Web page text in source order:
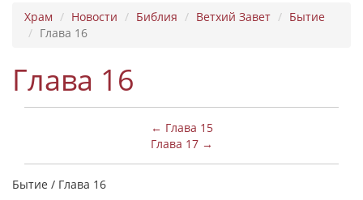
Храм Новости Библия Ветхий Завет
Бытие
Глава 16
Глава 16
← Глава 15
Глава 17 →
Бытие / Глава 16